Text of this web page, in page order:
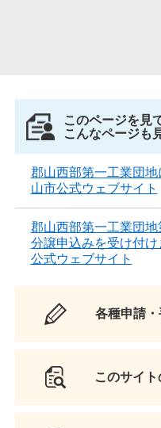
このページを見
こんなページも
郡山西部第一工業団地
山市公式ウェブサイト
郡山西部第一工業団
分譲申込みを受け付け
公式ウェブサイト
各種申請
このサイ